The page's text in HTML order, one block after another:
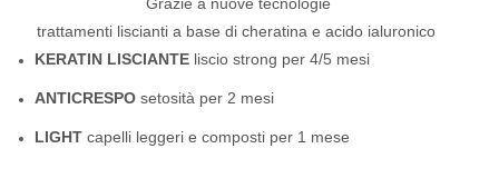
trattamenti liscianti a base di cheratina e acido ialuronico
KERATIN LISCIANTE liscio strong per 4/5 mesi
ANTICRESPO setosità per 2 mesi
LIGHT capelli leggeri e composti per 1 mese